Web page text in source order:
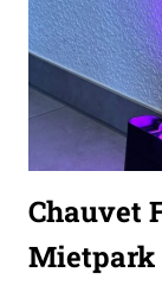
Chauvet
Mietpark